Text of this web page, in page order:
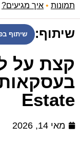
תמונות • איך מגיעים?
שיתוף: שיתוף
קצת על
Estate
מאי 14, 2026